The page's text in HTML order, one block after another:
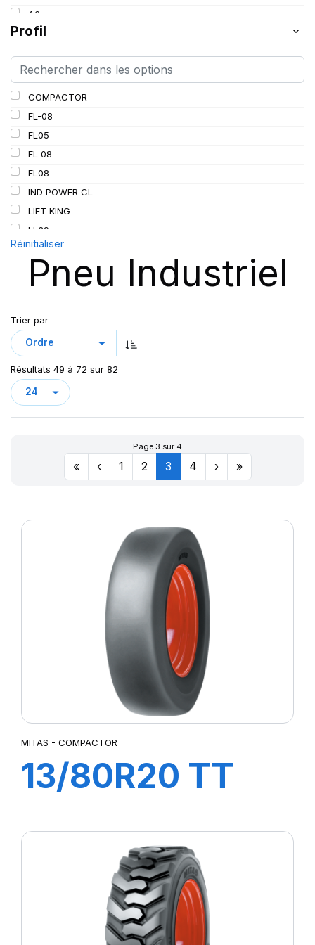
155
162
163
164
165
167
168
185
C
LL
A6
A8
B
D
Profil
COMPACTOR
FL-08
FL05
FL 08
FL08
IND POWER CL
LIFT KING
LL39
LL45
LL 102
LL102
MPT-007
MPT-01
MPT-03
MPT04
MPT20
POWER CL
TI09
TR09
TR10
UK5
Réinitialiser
Pneu Industriel
Trier par
Résultats 49 à 72 sur 82
Page 3 sur 4
« ‹ 1 2 3 4 › »
MITAS - COMPACTOR
13/80R20 TT
COMPACTOR